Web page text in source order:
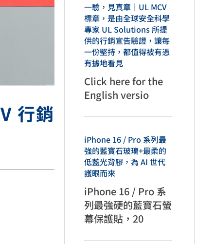
行銷
一驗，見真章｜UL MCV
標章，是由全球安全科學
專家 UL Solutions 所提
供的行銷宣告驗證，讓每
一份堅持，都值得被有憑
有據地看見
Click here for the
English versio
iPhone 16 / Pro 系列最
強的藍寶石玻璃+最柔的
低藍光背膠，為 AI 世代
護眼而來
iPhone 16 / Pro 系
列最強硬的藍寶石螢
幕保護貼，20